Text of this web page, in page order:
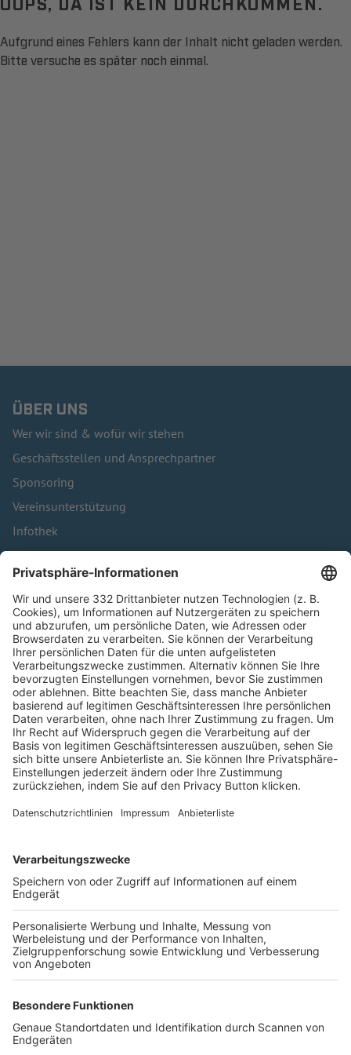
Aufgrund eines Fehlers kann der Inhalt nicht geladen werden.
Bitte versuche es später noch einmal.
ÜBER UNS
Wer wir sind & wofür wir stehen
Geschäftsstellen und Ansprechpartner
Sponsoring
Vereinsunterstützung
Infothek
Kontakt
HÄUFIG BESUCHTE SEITEN
Pässe und Vereinswechsel
Trainerausbildung
Schulungsangebot Vereinsmitarbeiter
BFV-Geschäftsstellen
Trainerbörse
Login SpielPlus
FOLGE DEM BFV
TOP-VEREINE
TOP-PARTNER